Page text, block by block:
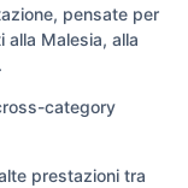
pensate per
Malesia, alla
category
prestazioni tra